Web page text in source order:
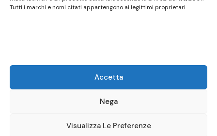
Tutti i marchi e nomi citati appartengono ai legittimi proprietari.
Accetta
Nega
Visualizza Le Preferenze
legittimi proprietari; marchi di terzi, nomi di prodotti,
Copyright vigenti. Questo sito utilizza solo cookie
Maggiori dettagli alla pagina: